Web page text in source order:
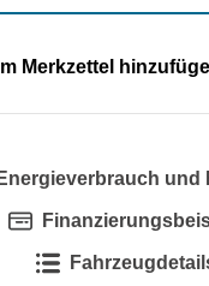
Merkzettel
Energieverbrauch und